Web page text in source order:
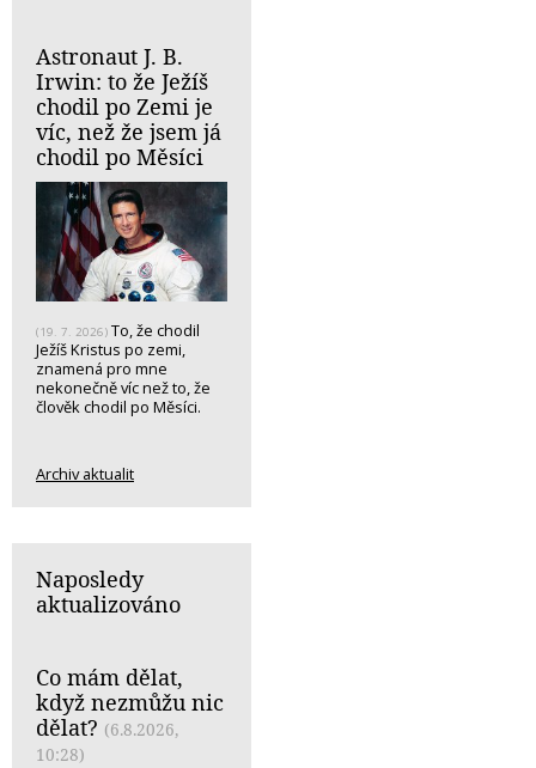
Astronaut J. B.
Irwin: to že Ježíš
chodil po Zemi je
víc, než že jsem já
chodil po Měsíci
(19. 7. 2026) To, že chodil
Ježíš Kristus po zemi,
znamená pro mne
nekonečně víc než to, že
člověk chodil po Měsíci.
Archiv aktualit
Naposledy
aktualizováno
Co mám dělat,
když nezmůžu nic
dělat? (6.8.2026,
10:28)